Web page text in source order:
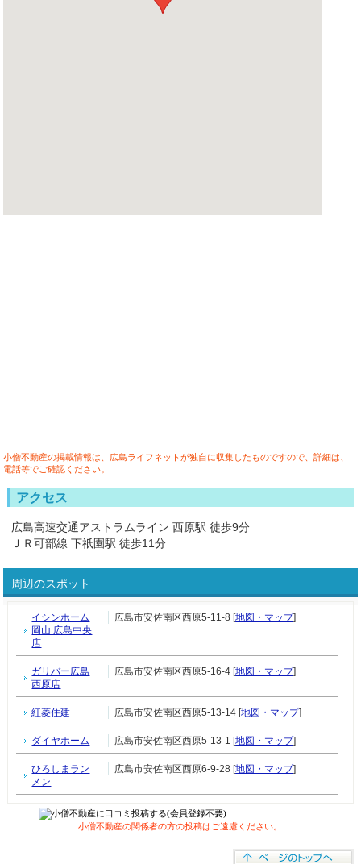
小僧不動産の掲載情報は、広島ライフネットが独自に収集したものですので、詳細は、
電話等でご確認ください。
アクセス
広島高速交通アストラムライン 西原駅 徒歩9分
ＪＲ可部線 下祇園駅 徒歩11分
周辺のスポット
イシンホーム
岡山 広島中央
店
広島市安佐南区西原5-11-8 [地図・マップ]
ガリバー広島
西原店
広島市安佐南区西原5-16-4 [地図・マップ]
紅菱住建 広島市安佐南区西原5-13-14 [地図・マップ]
ダイヤホーム 広島市安佐南区西原5-13-1 [地図・マップ]
ひろしまラン
メン
広島市安佐南区西原6-9-28 [地図・マップ]
小僧不動産の関係者の方の投稿はご遠慮ください。